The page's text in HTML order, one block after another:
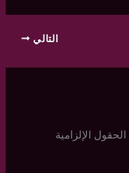
التالي
الحقول الإلزامية